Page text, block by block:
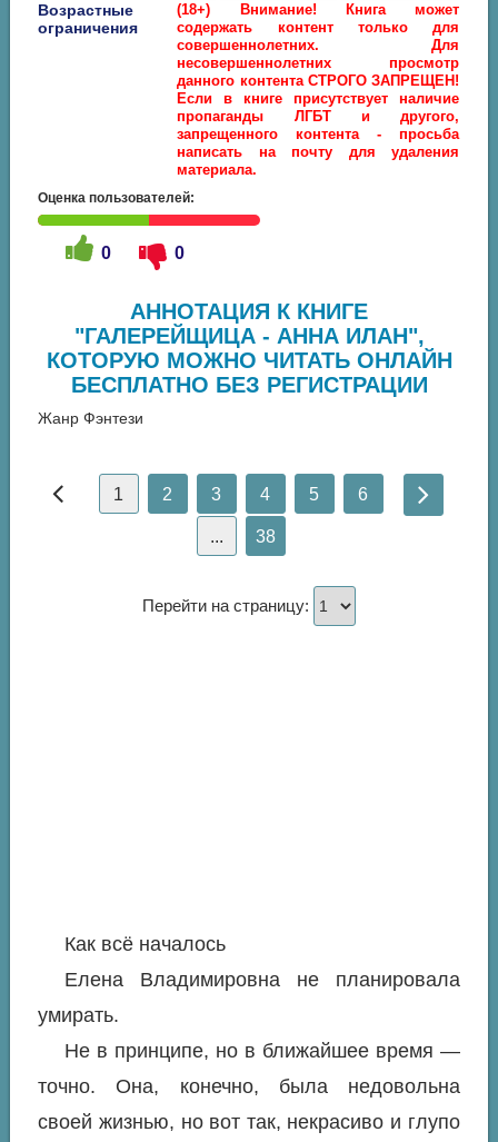
Возрастные
ограничения
(18+) Внимание! Книга может
содержать контент только для
совершеннолетних. Для
несовершеннолетних просмотр
данного контента СТРОГО ЗАПРЕЩЕН!
Если в книге присутствует наличие
пропаганды ЛГБТ и другого,
запрещенного контента - просьба
написать на почту для удаления
материала.
Оценка пользователей:
0 0
АННОТАЦИЯ К КНИГЕ
"ГАЛЕРЕЙЩИЦА - АННА ИЛАН",
КОТОРУЮ МОЖНО ЧИТАТЬ ОНЛАЙН
БЕСПЛАТНО БЕЗ РЕГИСТРАЦИИ
Жанр Фэнтези
1 2 3 4 5 6
... 38
Перейти на страницу:
Как всё началось
Елена Владимировна не планировала
умирать.
Не в принципе, но в ближайшее время —
точно. Она, конечно, была недовольна
своей жизнью, но вот так, некрасиво и глупо